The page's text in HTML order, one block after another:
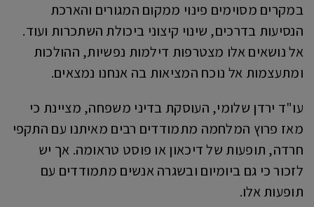
במקרים מסוימים פינוי ממקום המגורים והארכת
הנסיעות בדרכים, שינוי קיצוני ביכולת השתכרות ועוד.
אל נושאים אלו מצטרפות דילמות נפשיות, ההולכות
ומתעצמות אל נוכח המציאות בה אנחנו נמצאים.
עו"ד ירדן שלומי, העוסקת בדיני משפחה, מציינת כי
מאז פרוץ המלחמה מתמודדים רבים מאיתנו עם התקפי
חרדה, תופעות של דיכאון או פוסט טראומה. אך יש
לזכור כי גם ביומיום ובשגרה אנשים מתמודדים עם
תופעות אלו.